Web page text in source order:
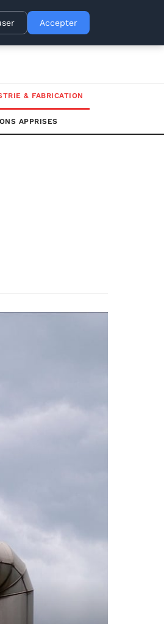
& FABRICATION
APPRISES
Accepter